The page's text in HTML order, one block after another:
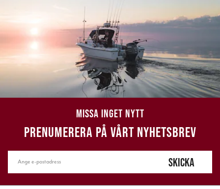
MISSA INGET NYTT
PRENUMERERA PÅ VÅRT NYHETSBREV
SKICKA